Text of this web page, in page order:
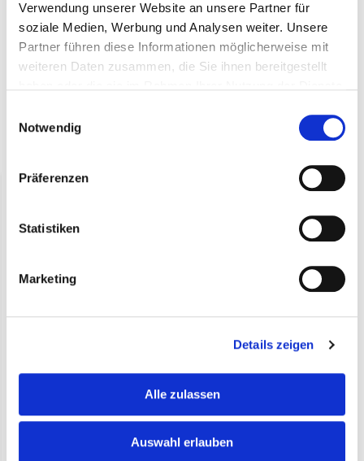
Verwendung unserer Website an unsere Partner für
soziale Medien, Werbung und Analysen weiter. Unsere
Partner führen diese Informationen möglicherweise mit
weiteren Daten zusammen, die Sie ihnen bereitgestellt
Notwendig
Präferenzen
Statistiken
Marketing
Details zeigen
Alle zulassen
Auswahl erlauben
Chips und Snacks
Probierpakete